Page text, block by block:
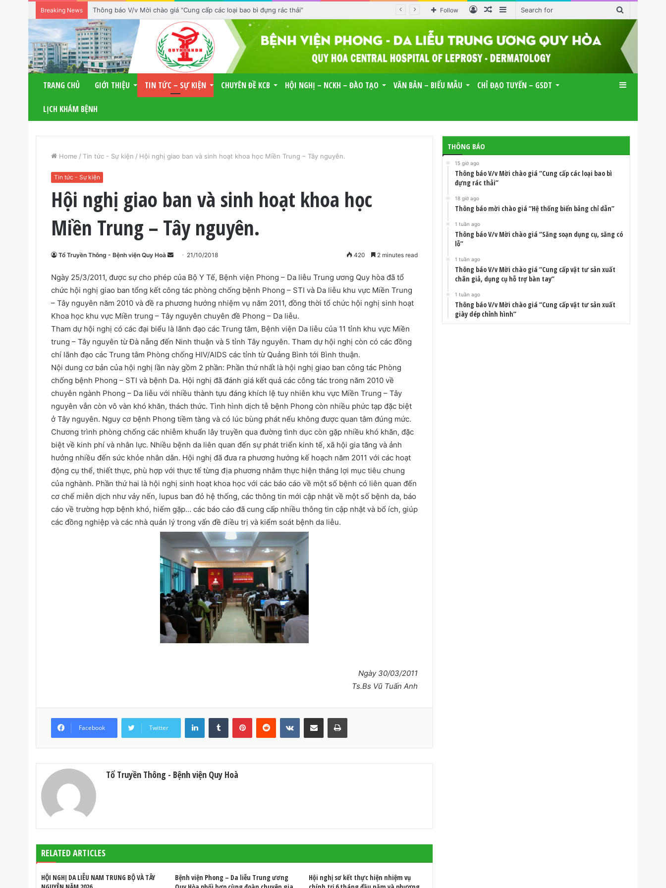
Breaking News Thông báo V/v Mời chào giá “Cung cấp các loại bao bì đựng rác thải”
for
Sidebar
Random
Log
Follow
TRANG CHỦ GIỚI THIỆU TIN TỨC – SỰ KIỆN CHUYÊN ĐỀ KCB HỘI NGHỊ – NCKH – ĐÀO TẠO VĂN BẢN – BIỂU MẪU CHỈ ĐẠO TUYẾN – GSDT
LỊCH KHÁM BỆNH
Home / Tin tức - Sự kiện / Hội nghị giao ban và sinh hoạt khoa học Miền Trung – Tây nguyên.
Tin tức - Sự kiện
Hội nghị giao ban và sinh hoạt khoa học
Miền Trung – Tây nguyên.
Tổ Truyền Thông - Bệnh viện Quy Hoà
n
d
a
n
e
m
a
21/10/2018 420 2 minutes read
Ngày 25/3/2011, được sự cho phép của Bộ Y Tế, Bệnh viện Phong – Da liễu Trung ương Quy hòa đã tổ
chức hội nghị giao ban tổng kết công tác phòng chống bệnh Phong – STI và Da liễu khu vực Miền Trung
– Tây nguyên năm 2010 và đề ra phương hướng nhiệm vụ năm 2011, đồng thời tổ chức hội nghị sinh hoạt
Khoa học khu vực Miền trung – Tây nguyên chuyên đề Phong – Da liễu.
Tham dự hội nghị có các đại biểu là lãnh đạo các Trung tâm, Bệnh viện Da liễu của 11 tỉnh khu vực Miền
trung – Tây nguyên từ Đà nẵng đến Ninh thuận và 5 tỉnh Tây nguyên. Tham dự hội nghị còn có các đồng
chí lãnh đạo các Trung tâm Phòng chống HIV/AIDS các tỉnh từ Quảng Bình tới Bình thuận.
Nội dung cơ bản của hội nghị lần này gồm 2 phần: Phần thứ nhất là hội nghị giao ban công tác Phòng
chống bệnh Phong – STI và bệnh Da. Hội nghị đã đánh giá kết quả các công tác trong năm 2010 về
chuyên ngành Phong – Da liễu với nhiều thành tựu đáng khích lệ tuy nhiên khu vực Miền Trung – Tây
nguyên vẫn còn vô vàn khó khăn, thách thức. Tình hình dịch tễ bệnh Phong còn nhiều phức tạp đặc biệt
ở Tây nguyên. Nguy cơ bệnh Phong tiềm tàng và có lúc bùng phát nếu không được quan tâm đúng mức.
Chương trình phòng chống các nhiễm khuẩn lây truyền qua đường tình dục còn gặp nhiều khó khăn, đặc
biệt về kinh phí và nhân lực. Nhiều bệnh da liên quan đến sự phát triển kinh tế, xã hội gia tăng và ảnh
hưởng nhiều đến sức khỏe nhân dân. Hội nghị đã đưa ra phương hướng kế hoạch năm 2011 với các hoạt
động cụ thể, thiết thực, phù hợp với thực tế từng địa phương nhằm thực hiện thắng lợi mục tiêu chung
của nghành. Phần thứ hai là hội nghị sinh hoạt khoa học với các báo cáo về một số bệnh có liên quan đến
cơ chế miễn dịch như vảy nến, lupus ban đỏ hệ thống, các thông tin mới cập nhật về một số bệnh da, báo
cáo về trường hợp bệnh khó, hiếm gặp… các báo cáo đã cung cấp nhiều thông tin cập nhật và bổ ích, giúp
các đồng nghiệp và các nhà quản lý trong vấn đề điều trị và kiểm soát bệnh da liễu.
Ngày 30/03/2011
Ts.Bs Vũ Tuấn Anh
Facebook Twitter
Tổ Truyền Thông - Bệnh viện Quy Hoà
RELATED ARTICLES
HỘI NGHỊ DA LIỄU NAM TRUNG BỘ VÀ TÂY
Bệnh viện Phong – Da liễu Trung ương
Hội nghị sơ kết thực hiện nhiệm vụ
THÔNG BÁO
15 giờ ago
Thông báo V/v Mời chào giá “Cung cấp các loại bao bì
đựng rác thải”
18 giờ ago
Thông báo mời chào giá “Hệ thống biển bảng chỉ dẫn”
1 tuần ago
Thông báo V/v Mời chào giá “Săng soạn dụng cụ, săng có
lỗ”
1 tuần ago
Thông báo V/v Mời chào giá “Cung cấp vật tư sản xuất
chân giả, dụng cụ hỗ trợ bàn tay”
1 tuần ago
Thông báo V/v Mời chào giá “Cung cấp vật tư sản xuất
giày dép chỉnh hình”